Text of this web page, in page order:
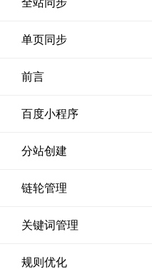
全站同步
单页同步
前言
百度小程序
分站创建
链轮管理
关键词管理
规则优化